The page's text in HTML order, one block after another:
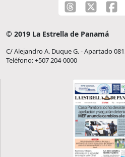
© 2019 La Estrella de Panamá
C/ Alejandro A. Duque G. - Apartado
Teléfono: +507 204-0000